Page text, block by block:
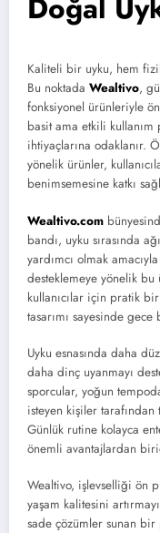
Doğal
Kaliteli bir uyku, hem
Bu noktada Wealtivo,
fonksiyonel ürünleriyle
basit ama etkili
ihtiyaçlarına odaklanır.
yönelik ürünler,
benimsemesine katkı
Wealtivo.com
bandı, uyku sırasında
yardımcı olmak
desteklemeye yönelik bu
kullanıcılar için pratik
tasarımı sayesinde
Uyku esnasında daha
daha dinç uyanmayı
sporcular, yoğun
isteyen kişiler
Günlük rutine kolayca
önemli avantajlardan
Wealtivo, işlevselliği ön
yaşam kalitesini
sade çözümler sunan